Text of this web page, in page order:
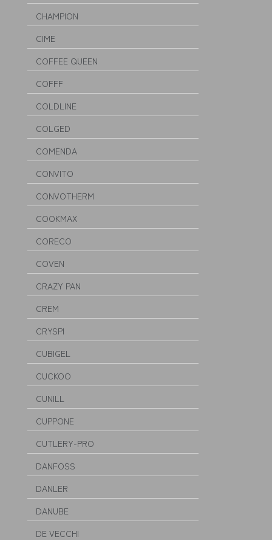
CHAMPION
CIME
COFFEE QUEEN
COFFF
COLDLINE
COLGED
COMENDA
CONVITO
CONVOTHERM
COOKMAX
CORECO
COVEN
CRAZY PAN
CREM
CRYSPI
CUBIGEL
CUCKOO
CUNILL
CUPPONE
CUTLERY-PRO
DANFOSS
DANLER
DANUBE
DE VECCHI